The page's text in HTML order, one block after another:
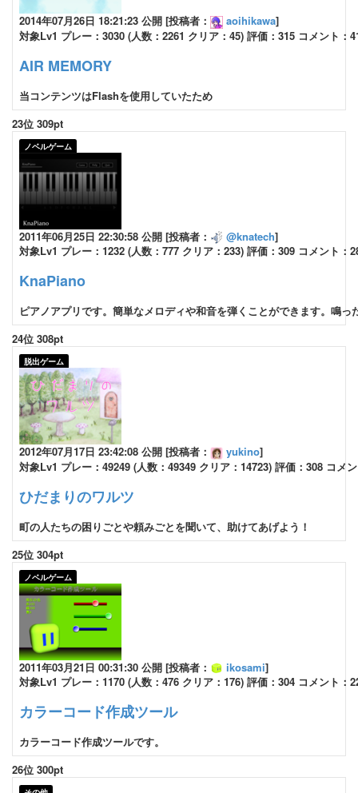
2014年07月26日 18:21:23 公開 [投稿者： aoihikawa]
対象Lv1 プレー：3030 (人数：2261 クリア：45) 評価：315 コメント：
AIR MEMORY
当コンテンツはFlashを使用していたため
23位 309pt
ノベルゲーム
2011年06月25日 22:30:58 公開 [投稿者： @knatech]
対象Lv1 プレー：1232 (人数：777 クリア：233) 評価：309 コメント：
KnaPiano
ピアノアプリです。簡単なメロディや和音を弾くことができます。鳴っ
24位 308pt
脱出ゲーム
2012年07月17日 23:42:08 公開 [投稿者： yukino]
対象Lv1 プレー：49249 (人数：49349 クリア：14723) 評価：308 コメ
ひだまりのワルツ
町の人たちの困りごとや頼みごとを聞いて、助けてあげよう！
25位 304pt
ノベルゲーム
2011年03月21日 00:31:30 公開 [投稿者： ikosami]
対象Lv1 プレー：1170 (人数：476 クリア：176) 評価：304 コメント：
カラーコード作成ツール
カラーコード作成ツールです。
26位 300pt